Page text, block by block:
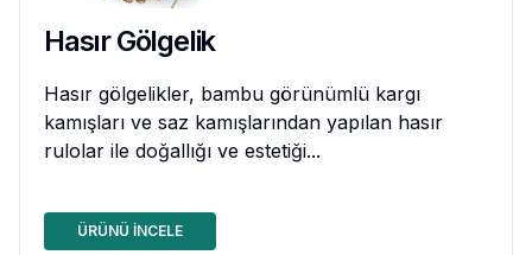
Hasır Gölgelik
Hasır gölgelikler, bambu görünümlü kargı
kamışları ve saz kamışlarından yapılan hasır
rulolar ile doğallığı ve estetiği...
ÜRÜNÜ İNCELE